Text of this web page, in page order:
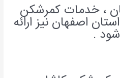
، خدمات کمرشکن
اصفهان نیز ارائه
.